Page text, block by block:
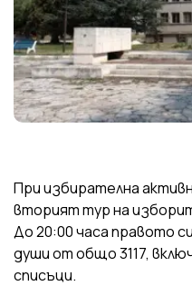
При избирателна
вторият тур на
До 20:00 часа правото
души от общо 3117,
списъци.